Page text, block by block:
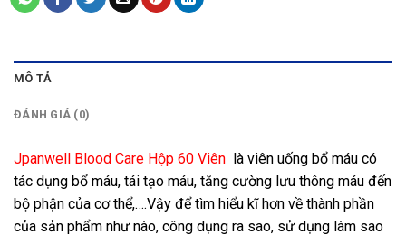
MÔ TẢ
ĐÁNH GIÁ (0)
Jpanwell Blood Care Hộp 60 Viên là viên uống bổ máu có
tác dụng bổ máu, tái tạo máu, tăng cường lưu thông máu đến
bộ phận của cơ thể,….Vậy để tìm hiểu kĩ hơn về thành phần
của sản phẩm như nào, công dụng ra sao, sử dụng làm sao